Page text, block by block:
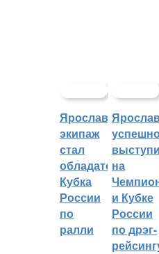
Ярославский
экипаж
стал
обладателем
Кубка
России
по
ралли
успешно
на
и Кубке
России
по дрэг-
рейсингу